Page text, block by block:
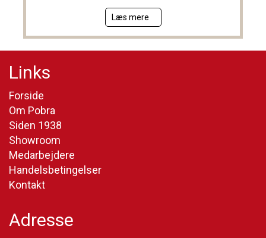
Læs mere
Links
Forside
Om Pobra
Siden 1938
Showroom
Medarbejdere
Handelsbetingelser
Kontakt
Adresse